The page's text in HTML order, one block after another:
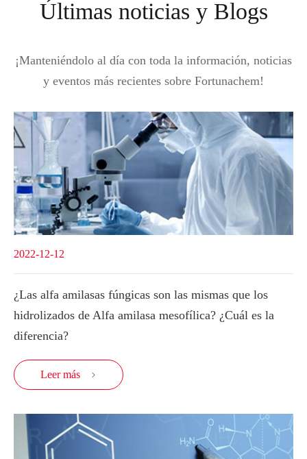
Últimas noticias y Blogs
¡Manteniéndolo al día con toda la información, noticias
y eventos más recientes sobre Fortunachem!
2022-12-12
¿Las alfa amilasas fúngicas son las mismas que los
hidrolizados de Alfa amilasa mesofílica? ¿Cuál es la
diferencia?
Leer más 